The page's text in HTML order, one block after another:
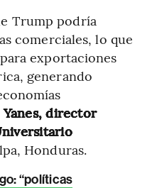
Trump podría
comerciales, lo que
exportaciones
generando
Yanes, director
Honduras.
“políticas